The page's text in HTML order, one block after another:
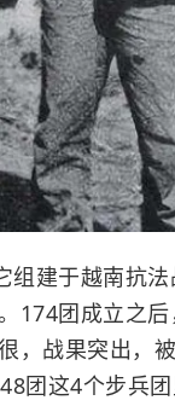
组建于越南抗
174团成立之
，战果突出，
团这4个步兵